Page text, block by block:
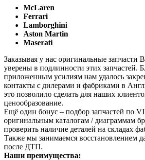
McLaren
Ferrari
Lamborghini
Aston Martin
Maserati
Заказывая у нас оригинальные запчасти
уверены в подлинности этих запчастей.
приложенным усилиям нам удалось
контакты с дилерами и фабриками в
это позволило сделать для наших
ценообразование.
Ещё один бонус – подбор запчастей по
оригинальным каталогам / диаграммам
проверить наличие деталей на складах
Также мы занимаемся восстановлением
после ДТП.
Наши преимущества: